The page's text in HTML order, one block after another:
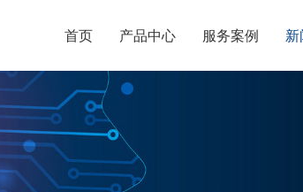
首页 产品中心 服务案例